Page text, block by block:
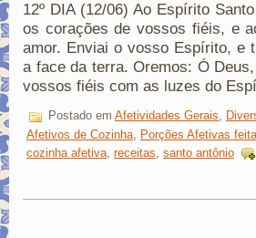
12º DIA (12/06) Ao Espírito
os corações de vossos fiéis, e
amor. Enviai o vosso Espírito, e
a face da terra. Oremos: Ó
vossos fiéis com as luzes do
Postado em Afetividades Gerais,
Afetivos de Cozinha Porções Afetivas
cozinha afetiva, receitas, santo antônio